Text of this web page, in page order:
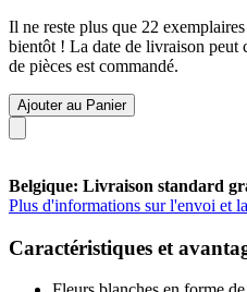
Il ne reste plus que 22
bientôt ! La date de livraison peut
de pièces est commandé.
Ajouter au Panier
Belgique: Livraison standard
Plus d'informations sur l'envoi et
Caractéristiques et